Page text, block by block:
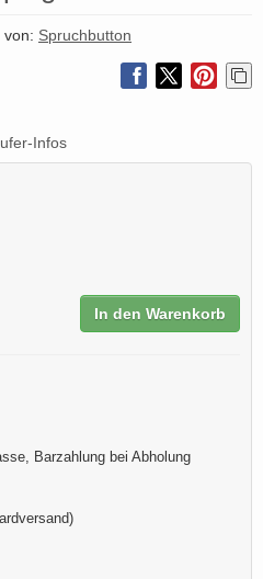
von: Spruchbutton
Infos
In den Warenkorb
Barzahlung bei Abholung